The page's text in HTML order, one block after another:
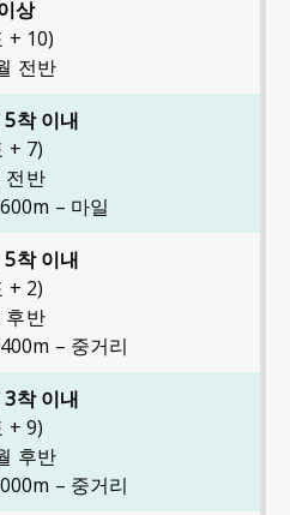
상
+ 10)
전반
착 이내
+ 7)
전반
– 마일
착 이내
+ 2)
후반
– 중거리
착 이내
+ 9)
후반
– 중거리